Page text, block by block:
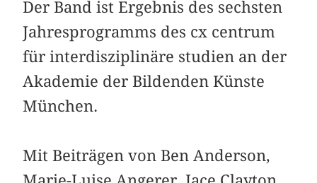
Der Band ist Ergebnis des sechsten
Jahresprogramms des cx centrum
für interdisziplinäre studien an der
Akademie der Bildenden Künste
München.
Mit Beiträgen von Ben Anderson,